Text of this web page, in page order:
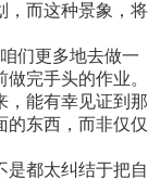
，而这种景象，将
们更多地去做一
完手头的作业。
，能有幸见证到那
的东西，而非仅仅
是都太纠结于把自